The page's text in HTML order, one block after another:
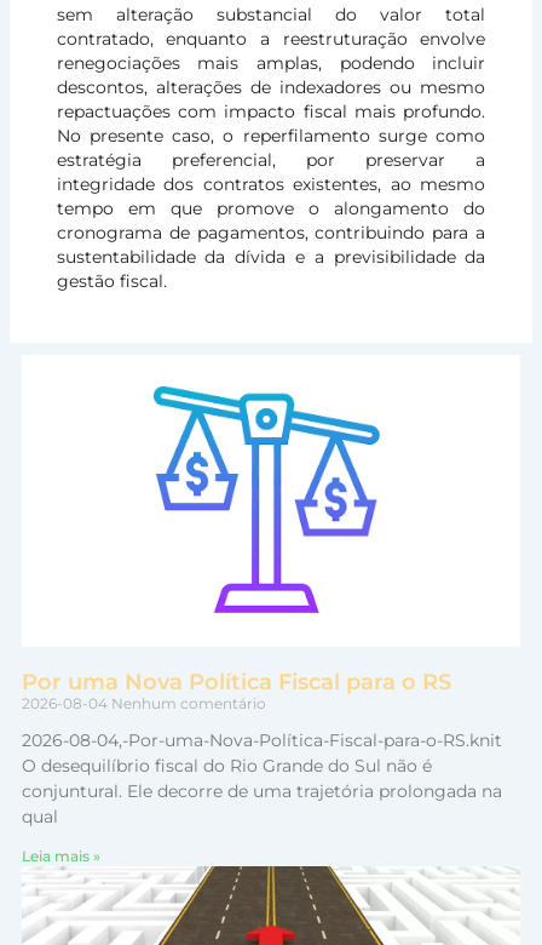
sem alteração substancial do valor total
contratado, enquanto a reestruturação envolve
renegociações mais amplas, podendo incluir
descontos, alterações de indexadores ou mesmo
repactuações com impacto fiscal mais profundo.
No presente caso, o reperfilamento surge como
estratégia preferencial, por preservar a
integridade dos contratos existentes, ao mesmo
tempo em que promove o alongamento do
cronograma de pagamentos, contribuindo para a
sustentabilidade da dívida e a previsibilidade da
gestão fiscal.
Por uma Nova Política Fiscal para o RS
2026-08-04 Nenhum comentário
2026-08-04,-Por-uma-Nova-Política-Fiscal-para-o-RS.knit
O desequilíbrio fiscal do Rio Grande do Sul não é
conjuntural. Ele decorre de uma trajetória prolongada na
qual
Leia mais »